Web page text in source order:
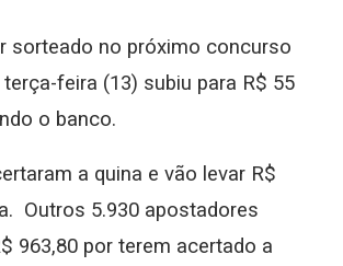
sorteado no próximo concurso
feira (13) subiu para R$ 55
o banco.
a quina e vão levar R$
Outros 5.930 apostadores
963,80 por terem acertado a